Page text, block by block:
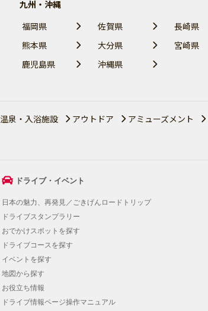
九州・沖縄
福岡県
佐賀県
長崎県
熊本県
大分県
宮崎県
鹿児島県
沖縄県
温泉・入浴施設 アウトドア アミューズメント
ドライブ・イベント
日本の魅力、再発見／ごきげんロードトリップ
ドライブスタンプラリー
おでかけスポットを探す
ドライブコースを探す
イベントを探す
地図から探す
お役立ち情報
ドライブ情報ページ操作マニュアル